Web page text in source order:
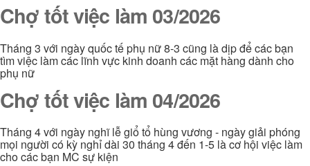
Chợ tốt việc làm 03/2026
Tháng 3 với ngày quốc tế phụ nữ 8-3 cũng là dịp để các bạn
tìm việc làm các lĩnh vực kinh doanh các mặt hàng dành cho
phụ nữ
Chợ tốt việc làm 04/2026
Tháng 4 với ngày nghĩ lễ giổ tổ hùng vương - ngày giải phóng
mọi người có kỳ nghỉ dài 30 tháng 4 đến 1-5 là cơ hội việc làm
cho các bạn MC sự kiện